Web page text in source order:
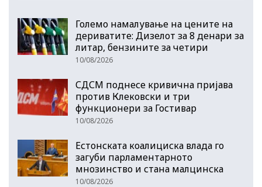
Големо намалување на цените на
дериватите: Дизелот за 8 денари за
литар, бензините за четири
10/08/2026
СДСМ поднесе кривична пријава
против Клековски и три
функционери за Гостивар
10/08/2026
Естонската коалициска влада го
загуби парламентарното
мнозинство и стана малцинска
10/08/2026